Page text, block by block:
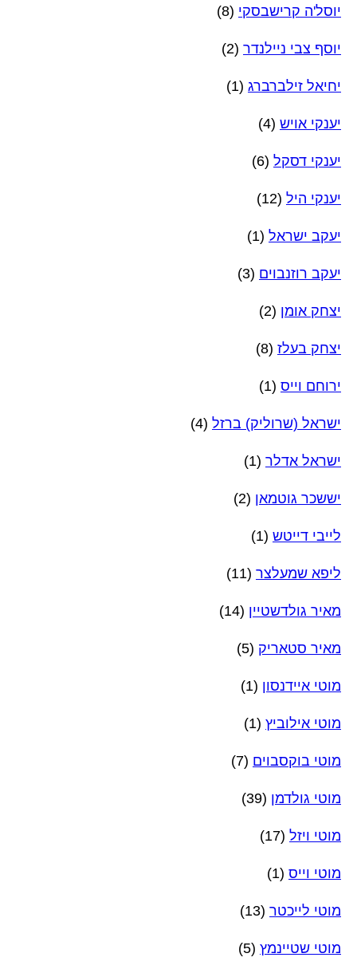
יוסל'ה קרישבסקי (8)
יוסף צבי ניילנדר (2)
יחיאל זילברברג (1)
יענקי אויש (4)
יענקי דסקל (6)
יענקי היל (12)
יעקב ישראל (1)
יעקב רוזנבוים (3)
יצחק אומן (2)
יצחק בעלז (8)
ירוחם וייס (1)
ישראל (שרוליק) ברזל (4)
ישראל אדלר (1)
יששכר גוטמאן (2)
לייבי דייטש (1)
ליפא שמעלצר (11)
מאיר גולדשטיין (14)
מאיר סטאריק (5)
מוטי איידנסון (1)
מוטי אילוביץ (1)
מוטי בוקסבוים (7)
מוטי גולדמן (39)
מוטי ויזל (17)
מוטי וייס (1)
מוטי לייכטר (13)
מוטי שטיינמץ (5)